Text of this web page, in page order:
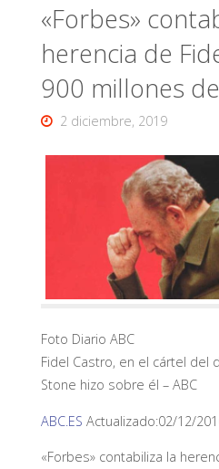
«Forbes»
herencia de
900 millones
2 diciembre, 2019
Foto Diario ABC
Fidel Castro, en el cártel del
Stone hizo sobre él – ABC
ABC.ES Actualizado:02/12/
«Forbes» contabiliza la